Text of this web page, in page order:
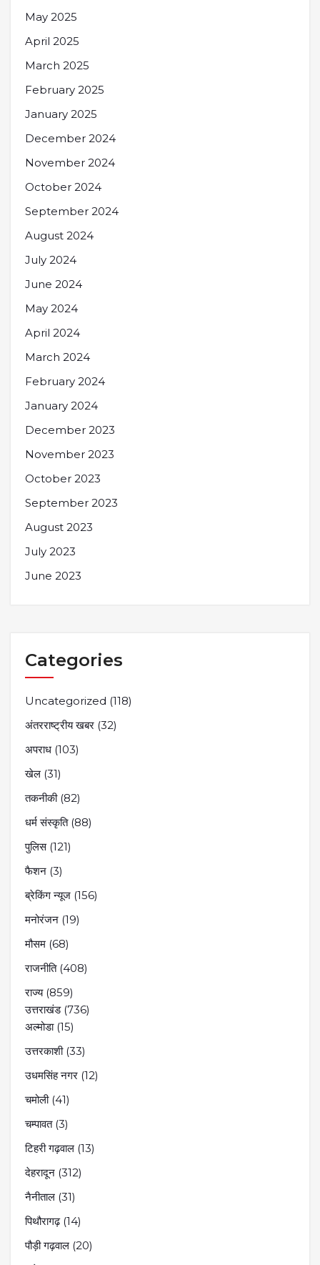
May 2025
April 2025
March 2025
February 2025
January 2025
December 2024
November 2024
October 2024
September 2024
August 2024
July 2024
June 2024
May 2024
April 2024
March 2024
February 2024
January 2024
December 2023
November 2023
October 2023
September 2023
August 2023
July 2023
June 2023
Categories
Uncategorized (118)
अंतरराष्ट्रीय खबर (32)
अपराध (103)
खेल (31)
तकनीकी(82)
धर्म संस्कृति(88)
पुलिस(121)
फैशन (3)
ब्रेकिंग न्यूज (156)
मनोरंजन (19)
मौसम (68)
राजनीति(408)
राज्य(859)
उत्तराखंड(736)
अल्मोडा(15)
उत्तरकाशी(33)
उधमसिंह नगर (12)
चमोली(41)
चम्पावत(3)
टिहरी गढ़वाल (13)
देहरादून (312)
नैनीताल (31)
पिथौरागढ़(14)
पौड़ी गढ़वाल (20)